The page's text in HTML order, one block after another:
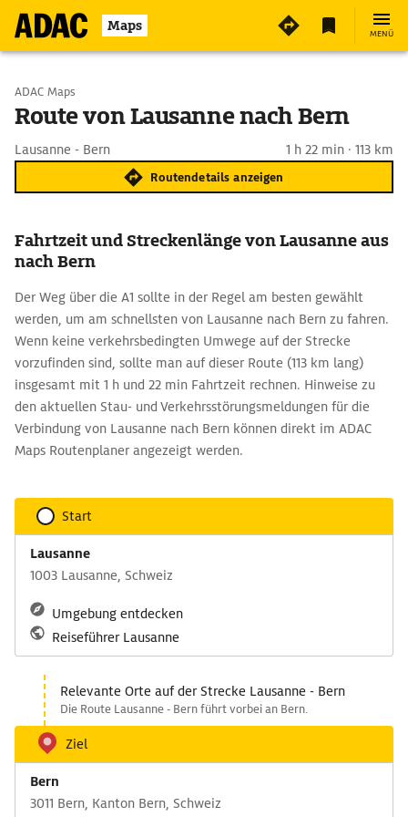
Maps MENÜ
Start wählen
ADAC Maps
Route von Lausanne nach Bern
Lausanne - Bern 1 h 22 min · 113 km
Routendetails anzeigen
Fahrtzeit und Streckenlänge von Lausanne aus
nach Bern
Der Weg über die A1 sollte in der Regel am besten gewählt
werden, um am schnellsten von Lausanne nach Bern zu fahren.
Wenn keine verkehrsbedingten Umwege auf der Strecke
vorzufinden sind, sollte man auf dieser Route (113 km lang)
insgesamt mit 1 h und 22 min Fahrtzeit rechnen. Hinweise zu
den aktuellen Stau- und Verkehrsstörungsmeldungen für die
Verbindung von Lausanne nach Bern können direkt im ADAC
Maps Routenplaner angezeigt werden.
Start
Lausanne
1003 Lausanne, Schweiz
Umgebung entdecken
Reiseführer Lausanne
Relevante Orte auf der Strecke Lausanne - Bern
Die Route Lausanne - Bern führt vorbei an Bern.
Ziel
Bern
3011 Bern, Kanton Bern, Schweiz